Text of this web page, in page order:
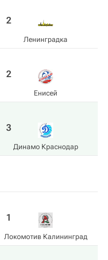
2
Ленинградка
2
Енисей
3
Динамо Краснодар
1
Локомотив Калининград